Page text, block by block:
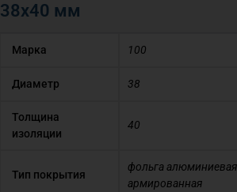
38х40 мм
Марка 100
Диаметр 38
Толщина
изоляции
40
Тип покрытия
фольга алюминиевая
армированная